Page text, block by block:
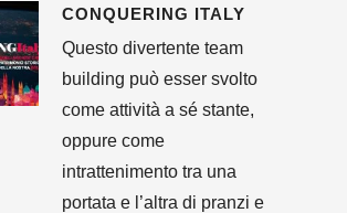
CONQUERING ITALY
Questo divertente team
building può esser svolto
come attività a sé stante,
oppure come
intrattenimento tra una
portata e l’altra di pranzi e